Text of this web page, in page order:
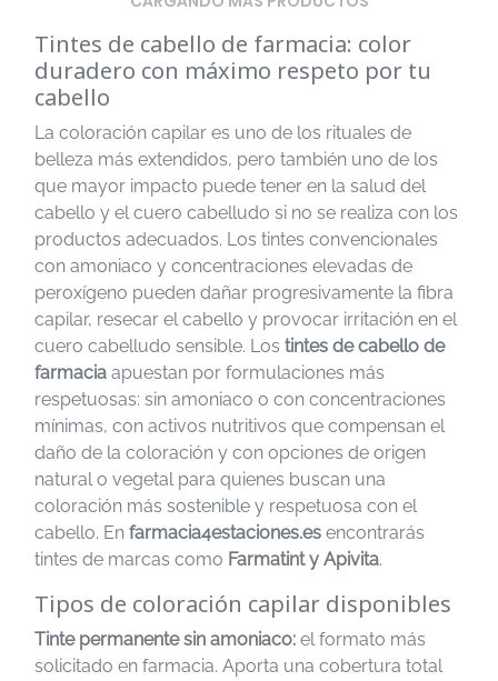
Tintes de cabello de farmacia: color
duradero con máximo respeto por tu
cabello
La coloración capilar es uno de los rituales de
belleza más extendidos, pero también uno de los
que mayor impacto puede tener en la salud del
cabello y el cuero cabelludo si no se realiza con los
productos adecuados. Los tintes convencionales
con amoniaco y concentraciones elevadas de
peroxígeno pueden dañar progresivamente la fibra
capilar, resecar el cabello y provocar irritación en el
cuero cabelludo sensible. Los tintes de cabello de
farmacia apuestan por formulaciones más
respetuosas: sin amoniaco o con concentraciones
mínimas, con activos nutritivos que compensan el
daño de la coloración y con opciones de origen
natural o vegetal para quienes buscan una
coloración más sostenible y respetuosa con el
cabello. En farmacia4estaciones.es encontrarás
tintes de marcas como Farmatint y Apivita.
Tipos de coloración capilar disponibles
Tinte permanente sin amoniaco: el formato más
solicitado en farmacia. Aporta una cobertura total